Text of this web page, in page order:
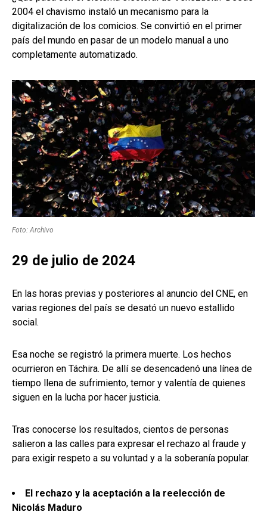
2004 el chavismo instaló un mecanismo para la
digitalización de los comicios. Se convirtió en el primer
país del mundo en pasar de un modelo manual a uno
completamente automatizado.
Foto: Archivo
29 de julio de 2024
En las horas previas y posteriores al anuncio del CNE, en
varias regiones del país se desató un nuevo estallido
social.
Esa noche se registró la primera muerte. Los hechos
ocurrieron en Táchira. De allí se desencadenó una línea de
tiempo llena de sufrimiento, temor y valentía de quienes
siguen en la lucha por hacer justicia.
Tras conocerse los resultados, cientos de personas
salieron a las calles para expresar el rechazo al fraude y
para exigir respeto a su voluntad y a la soberanía popular.
El rechazo y la aceptación a la reelección de
Nicolás Maduro